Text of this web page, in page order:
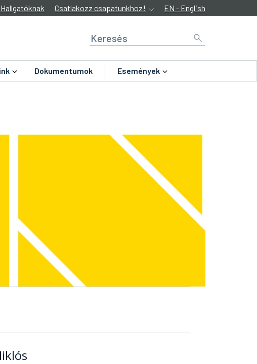
Hallgatóknak Csatlakozz csapatunkhoz! EN - English
Dokumentumok Események